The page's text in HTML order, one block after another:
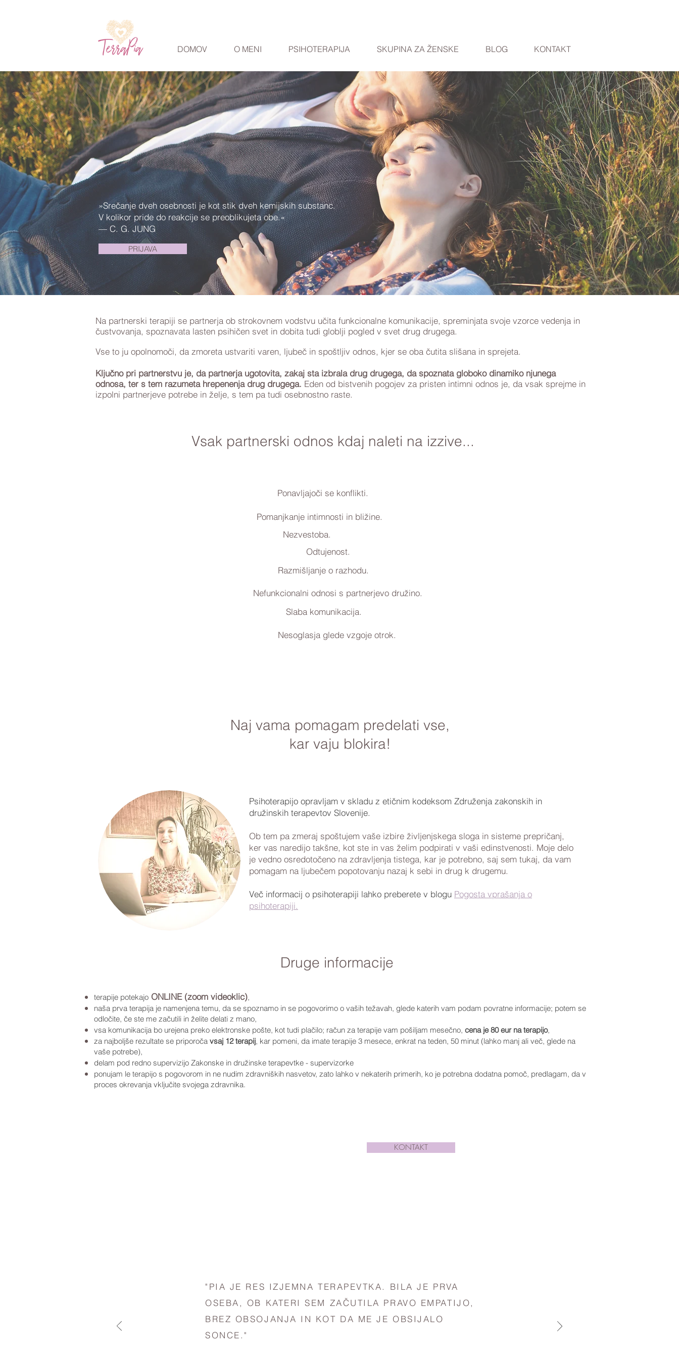
DOMOV O MENI PSIHOTERAPIJA SKUPINA ZA ŽENSKE BLOG KONTAKT
»Srečanje dveh osebnosti je kot stik dveh kemijskih substanc.
V kolikor pride do reakcije se preoblikujeta obe.«
— C. G. JUNG
PRIJAVA
Na partnerski terapiji se partnerja ob strokovnem vodstvu učita funkcionalne komunikacije, spreminjata svoje vzorce vedenja in
čustvovanja, spoznavata lasten psihičen svet in dobita tudi globlji pogled v svet drug drugega.
Vse to ju opolnomoči, da zmoreta ustvariti varen, ljubeč in spoštljiv odnos, kjer se oba čutita slišana in sprejeta.
Ključno pri partnerstvu je, da partnerja ugotovita, zakaj sta izbrala drug drugega, da spoznata globoko dinamiko njunega
odnosa, ter s tem razumeta hrepenenja drug drugega. Eden od bistvenih pogojev za pristen intimni odnos je, da vsak sprejme in
izpolni partnerjeve potrebe in želje, s tem pa tudi osebnostno raste.
Vsak partnerski odnos kdaj naleti na izzive...
Razmišljanje o razhodu.
Slaba komunikacija.
Pomanjkanje intimnosti in bližine.
Ponavljajoči se konflikti.
Nefunkcionalni odnosi s partnerjevo družino.
Nezvestoba.
Odtujenost.
Nesoglasja glede vzgoje otrok.
Naj vama pomagam predelati vse,
kar vaju blokira!
Psihoterapijo opravljam v skladu z etičnim kodeksom Združenja zakonskih in
družinskih terapevtov Slovenije.
Ob tem pa zmeraj spoštujem vaše izbire življenjskega sloga in sisteme prepričanj,
ker vas naredijo takšne, kot ste in vas želim podpirati v vaši edinstvenosti. Moje delo
je vedno osredotočeno na zdravljenja tistega, kar je potrebno, saj sem tukaj, da vam
pomagam na ljubečem popotovanju nazaj k sebi in drug k drugemu.
Več informacij o psihoterapiji lahko preberete v blogu Pogosta vprašanja o
psihoterapiji.
Druge informacije
terapije potekajo ONLINE (zoom videoklic),
naša prva terapija je namenjena temu, da se spoznamo in se pogovorimo o vaših težavah, glede katerih vam podam povratne informacije; potem se
odločite, če ste me začutili in želite delati z mano,
vsa komunikacija bo urejena preko elektronske pošte, kot tudi plačilo; račun za terapije vam pošiljam mesečno, cena je 80 eur na terapijo,
za najboljše rezultate se priporoča vsaj 12 terapij, kar pomeni, da imate terapije 3 mesece, enkrat na teden, 50 minut (lahko manj ali več, glede na
vaše potrebe),
delam pod redno supervizijo Zakonske in družinske terapevtke - supervizorke
ponujam le terapijo s pogovorom in ne nudim zdravniških nasvetov, zato lahko v nekaterih primerih, ko je potrebna dodatna pomoč, predlagam, da v
proces okrevanja vključite svojega zdravnika.
KONTAKT
"PIA JE RES IZJEMNA TERAPEVTKA. BILA JE PRVA
OSEBA, OB KATERI SEM ZAČUTILA PRAVO EMPATIJO,
BREZ OBSOJANJA IN KOT DA ME JE OBSIJALO
SONCE."